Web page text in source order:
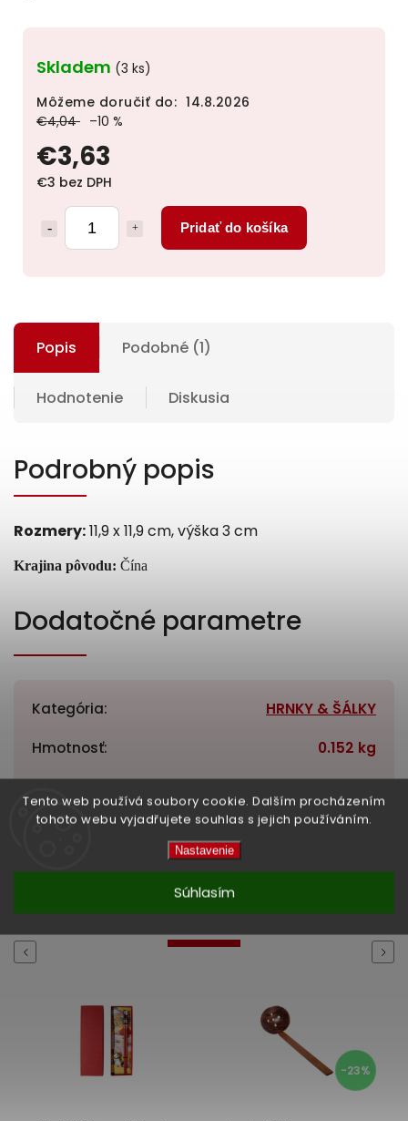
Tento web používá soubory cookie. Dalším procházením
tohoto webu vyjadřujete souhlas s jejich používáním.
Nastavenie
Súhlasím
€4,04 –10 %
€3,63
€3 bez DPH
Pridať do košíka
Skladem (3 ks)
Môžeme doručiť do: 14.8.2026
Popis Podobné (1)
Hodnotenie Diskusia
Podrobný popis
Rozmery:11,9 x 11,9 cm, výška 3 cm
Krajina pôvodu: Čína
Dodatočné parametre
Kategória: HRNKY & ŠÁLKY
Hmotnosť: 0.152 kg
High-contrast mode
Související produkty:
Previous
-23%
Next